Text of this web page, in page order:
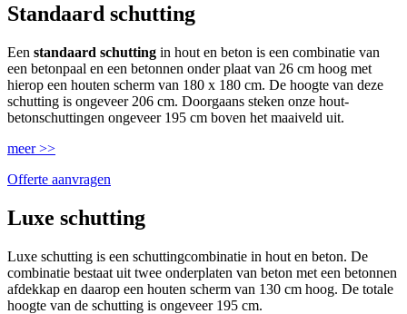
Standaard schutting
Een standaard schutting in hout en beton is een combinatie van
een betonpaal en een betonnen onder plaat van 26 cm hoog met
hierop een houten scherm van 180 x 180 cm. De hoogte van deze
schutting is ongeveer 206 cm. Doorgaans steken onze hout-
betonschuttingen ongeveer 195 cm boven het maaiveld uit.
meer >>
Offerte aanvragen
Luxe schutting
Luxe schutting is een schuttingcombinatie in hout en beton. De
combinatie bestaat uit twee onderplaten van beton met een betonnen
afdekkap en daarop een houten scherm van 130 cm hoog. De totale
hoogte van de schutting is ongeveer 195 cm.